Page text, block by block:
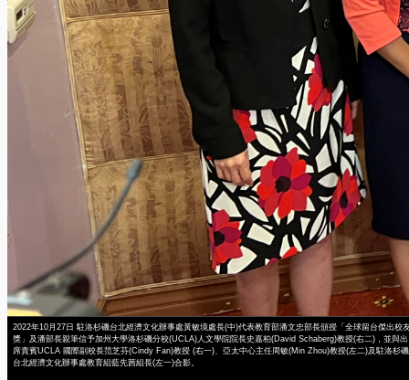
2022年10月27日 駐洛杉磯台北經濟文化辦事處黃敏境處長(中)代表教育部潘文忠部長頒授「全球留台傑出校
獎」及潘部長親筆信予加州大學洛杉磯分校(UCLA)人文學院院長史嘉柏(David Schaberg)教授(右二)，並與出
席貴賓UCLA 國際副校長范芝芬(Cindy Fan)教授 (右一)、亞太中心主任周敏(Min Zhou)教授(左二)及駐洛杉磯
台北經濟文化辦事處教育組藍先茜組長(左一)合影。